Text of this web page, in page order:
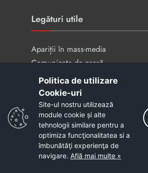
Legături utile
Apariții în mass-media
Comunicate de presă
Guvernare deschisa
Știri
Carieră
Aplicație - Program Județean de
Acest site este
Politica de utilizare
Cookie-uri‎
Site-ul nostru utilizează
module cookie și alte
tehnologii similare pentru a
optimiza funcţionalitatea si a
îmbunătăţi experienţa de
navigare. Află mai multe »